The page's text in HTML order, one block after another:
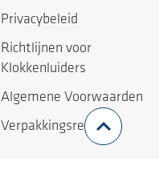
Privacybeleid
Richtlijnen voor
Klokkenluiders
Algemene Voorwaarden
Verpakkingsrecht